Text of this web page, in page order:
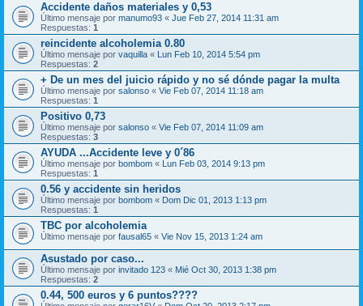
Accidente daños materiales y 0,53
Último mensaje por manumo93 « Jue Feb 27, 2014 11:31 am
Respuestas: 1
reincidente alcoholemia 0.80
Último mensaje por vaquilla « Lun Feb 10, 2014 5:54 pm
Respuestas: 2
+ De un mes del juicio rápido y no sé dónde pagar la multa
Último mensaje por salonso « Vie Feb 07, 2014 11:18 am
Respuestas: 1
Positivo 0,73
Último mensaje por salonso « Vie Feb 07, 2014 11:09 am
Respuestas: 3
AYUDA ...Accidente leve y 0´86
Último mensaje por bombom « Lun Feb 03, 2014 9:13 pm
Respuestas: 1
0.56 y accidente sin heridos
Último mensaje por bombom « Dom Dic 01, 2013 1:13 pm
Respuestas: 1
TBC por alcoholemia
Último mensaje por fausal65 « Vie Nov 15, 2013 1:24 am
Asustado por caso...
Último mensaje por invitado 123 « Mié Oct 30, 2013 1:38 pm
Respuestas: 2
0.44, 500 euros y 6 puntos????